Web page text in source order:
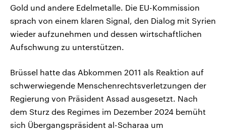
Gold und andere Edelmetalle. Die EU-Kommission
sprach von einem klaren Signal, den Dialog mit Syrien
wieder aufzunehmen und dessen wirtschaftlichen
Aufschwung zu unterstützen.
Brüssel hatte das Abkommen 2011 als Reaktion auf
schwerwiegende Menschenrechtsverletzungen der
Regierung von Präsident Assad ausgesetzt. Nach
dem Sturz des Regimes im Dezember 2024 bemüht
sich Übergangspräsident al-Scharaa um